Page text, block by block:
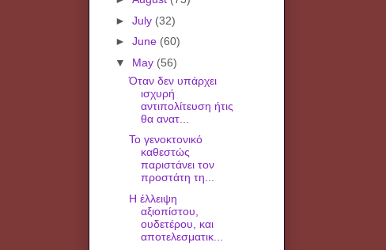
► July (32)
► June (60)
▼ May (56)
Όταν δεν υπάρχει
ισχυρή
αντιπολίτευση ήτις
θα ανατ...
To γενοκτονικό
καθεστώς
παριστάνει τον
προστάτη τη...
Η έλλειψη
αξιοπίστου,
ουδετέρου, και
αποτελεσματικ...